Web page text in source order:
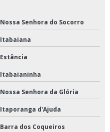
Nossa Senhora do Socorro
Itabaiana
Estância
Itabaianinha
Nossa Senhora da Glória
Itaporanga d'Ajuda
Barra dos Coqueiros